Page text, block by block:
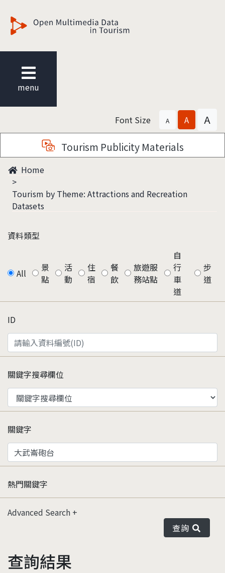
menu
Font Size A A A
Tourism Publicity Materials
Home
Tourism by Theme: Attractions and Recreation
Datasets
資料類型
All
景
點
活
動
住
宿
餐
飲
旅遊服
務站點
自
行
車
道
步
道
ID
關鍵字搜尋欄位
關鍵字
熱門關鍵字
Advanced Search
查詢
查詢結果